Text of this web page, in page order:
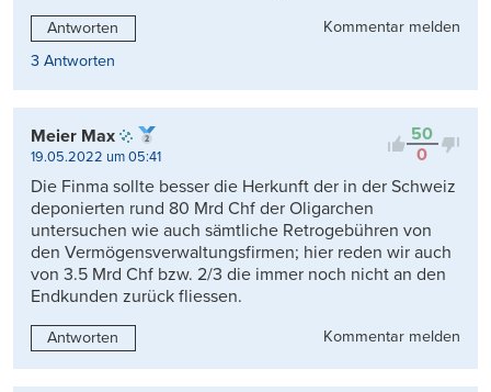
Antworten
Kommentar melden
3 Antworten
50
0
Meier Max
19.05.2022 um 05:41
Die Finma sollte besser die Herkunft der in der Schweiz
deponierten rund 80 Mrd Chf der Oligarchen
untersuchen wie auch sämtliche Retrogebühren von
den Vermögensverwaltungsfirmen; hier reden wir auch
von 3.5 Mrd Chf bzw. 2/3 die immer noch nicht an den
Endkunden zurück fliessen.
Antworten Kommentar melden